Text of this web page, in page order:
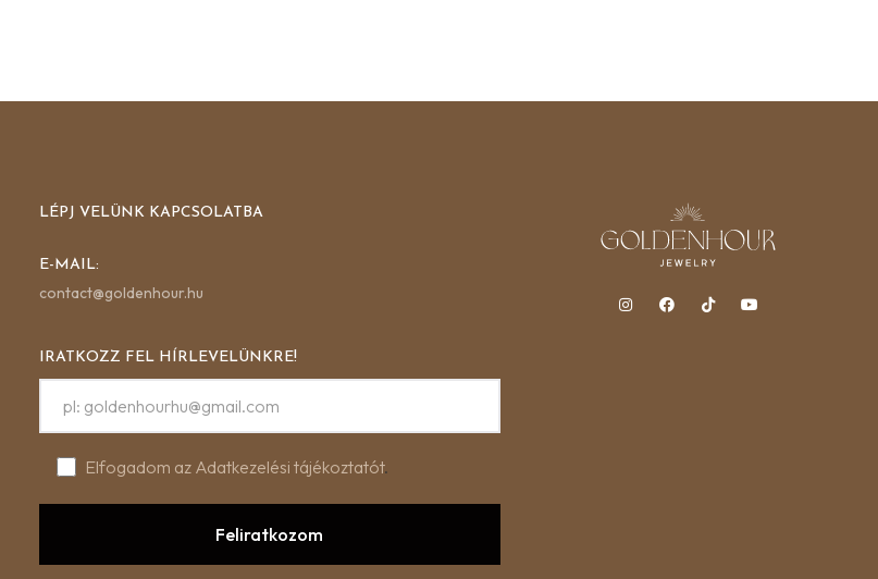
LÉPJ VELÜNK KAPCSOLATBA
E-MAIL:
contact@goldenhour.hu
IRATKOZZ FEL HÍRLEVELÜNKRE!
Elfogadom az Adatkezelési tájékoztatót.